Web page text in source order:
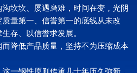
坎坎、屡遇磨难，时间在变，光阴
量第一、信誉第一的底线从未改
存、以信誉求发展。
降低产品质量，坚持不为压缩成本